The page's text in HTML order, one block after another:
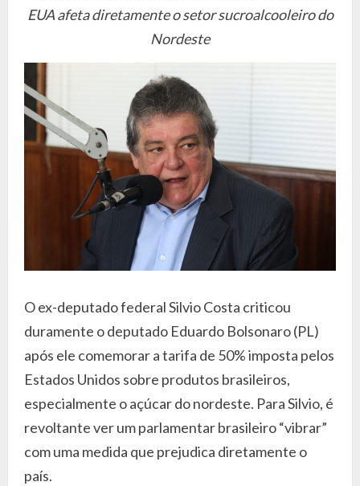
EUA afeta diretamente o setor sucroalcooleiro do
Nordeste
O ex-deputado federal Silvio Costa criticou
duramente o deputado Eduardo Bolsonaro (PL)
após ele comemorar a tarifa de 50% imposta pelos
Estados Unidos sobre produtos brasileiros,
especialmente o açúcar do nordeste. Para Silvio, é
revoltante ver um parlamentar brasileiro “vibrar”
com uma medida que prejudica diretamente o
país.